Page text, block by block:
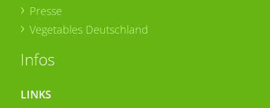
Presse
Vegetables Deutschland
Infos
LINKS